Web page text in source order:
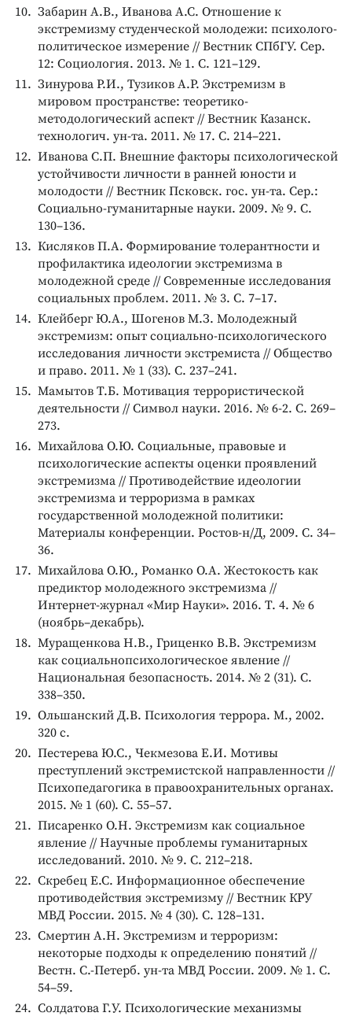
Забарин А.В., Иванова А.С. Отношение к
экстремизму студенческой молодежи: психолого-
политическое измерение // Вестник СПбГУ. Сер.
12: Социология. 2013. № 1. С. 121–129.
Зинурова Р.И., Тузиков А.Р. Экстремизм в
мировом пространстве: теоретико-
методологический аспект // Вестник Казанск.
технологич. ун-та. 2011. № 17. С. 214–221.
Иванова С.П. Внешние факторы психологической
устойчивости личности в ранней юности и
молодости // Вестник Псковск. гос. ун-та. Сер.:
Социально-гуманитарные науки. 2009. № 9. С.
130–136.
Кисляков П.А. Формирование толерантности и
профилактика идеологии экстремизма в
молодежной среде // Современные исследования
социальных проблем. 2011. № 3. С. 7–17.
Клейберг Ю.А., Шогенов М.З. Молодежный
экстремизм: опыт социально-психологического
исследования личности экстремиста // Общество
и право. 2011. № 1 (33). С. 237–241.
Мамытов Т.Б. Мотивация террористической
деятельности // Символ науки. 2016. № 6-2. С. 269–
273.
Михайлова О.Ю. Социальные, правовые и
психологические аспекты оценки проявлений
экстремизма // Противодействие идеологии
экстремизма и терроризма в рамках
государственной молодежной политики:
Материалы конференции. Ростов-н/Д, 2009. С. 34–
36.
Михайлова О.Ю., Романко О.А. Жестокость как
предиктор молодежного экстремизма //
Интернет-журнал «Мир Науки». 2016. Т. 4. № 6
(ноябрь–декабрь).
Муращенкова Н.В., Гриценко В.В. Экстремизм
как социальнопсихологическое явление //
Национальная безопасность. 2014. № 2 (31). С.
338–350.
Ольшанский Д.В. Психология террора. М., 2002.
320 с.
Пестерева Ю.С., Чекмезова Е.И. Мотивы
преступлений экстремистской направленности //
Психопедагогика в правоохранительных органах.
2015. № 1 (60). С. 55–57.
Писаренко О.Н. Экстремизм как социальное
явление // Научные проблемы гуманитарных
исследований. 2010. № 9. С. 212–218.
Скребец Е.С. Информационное обеспечение
противодействия экстремизму // Вестник КРУ
МВД России. 2015. № 4 (30). С. 128–131.
Смертин А.Н. Экстремизм и терроризм:
некоторые подходы к определению понятий //
Вестн. С.-Петерб. ун-та МВД России. 2009. № 1. С.
54–59.
Солдатова Г.У. Психологические механизмы